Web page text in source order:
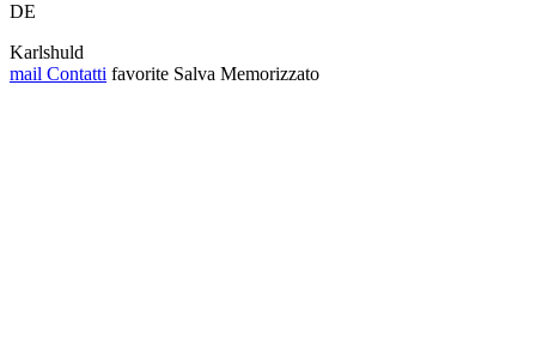
DE
Karlshuld
mail Contatti favorite Salva Memorizzato